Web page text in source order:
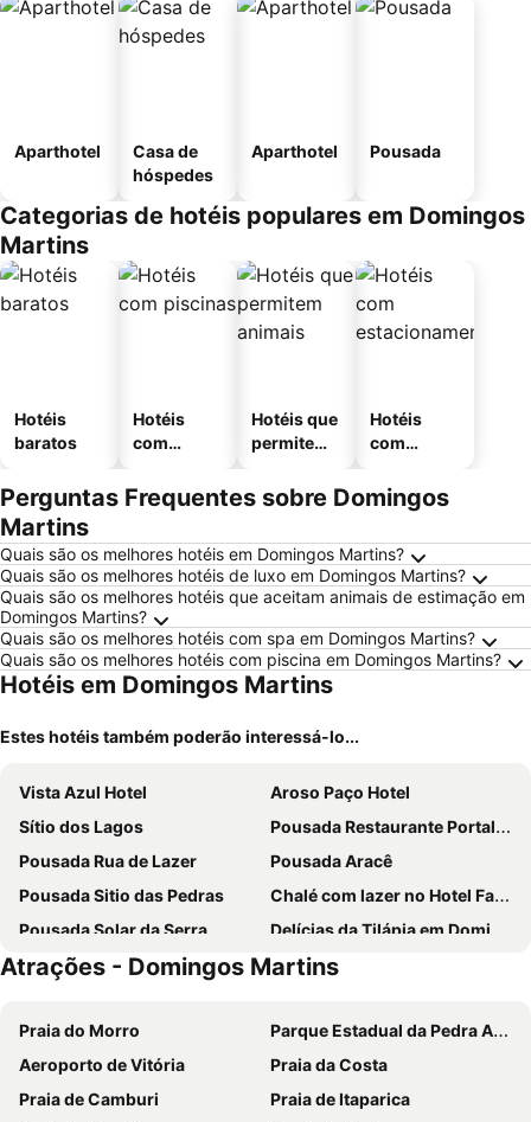
Aparthotel
Casa de
hóspedes
Aparthotel Pousada
Categorias de hotéis populares em Domingos
Martins
Hotéis
baratos
Hotéis
com
Hotéis que
permitem
Hotéis
com
mento
Perguntas Frequentes sobre Domingos
Martins
Quais são os melhores hotéis em Domingos Martins?
Quais são os melhores hotéis de luxo em Domingos Martins?
Quais são os melhores hotéis que aceitam animais de estimação em
Domingos Martins?
Quais são os melhores hotéis com spa em Domingos Martins?
Quais são os melhores hotéis com piscina em Domingos Martins?
Hotéis em Domingos Martins
Estes hotéis também poderão interessá-lo...
Vista Azul Hotel
Aroso Paço Hotel
Sítio dos Lagos
Pousada Restaurante Portal do Ceu
Pousada Rua de Lazer
Pousada Aracê
Pousada Sitio das Pedras
Chalé com lazer no Hotel Fazenda China Park ES
Pousada Solar da Serra
Delícias da Tilápia em Domingos Martins ES
Pousada Vale da Mata
Apart Vista Azul - hospedagem nas montanhas
Pousada Aromas da Pedra
Atrações - Domingos Martins
Praia do Morro
Parque Estadual da Pedra Azul
Aeroporto de Vitória
Praia da Costa
Praia de Camburi
Praia de Itaparica